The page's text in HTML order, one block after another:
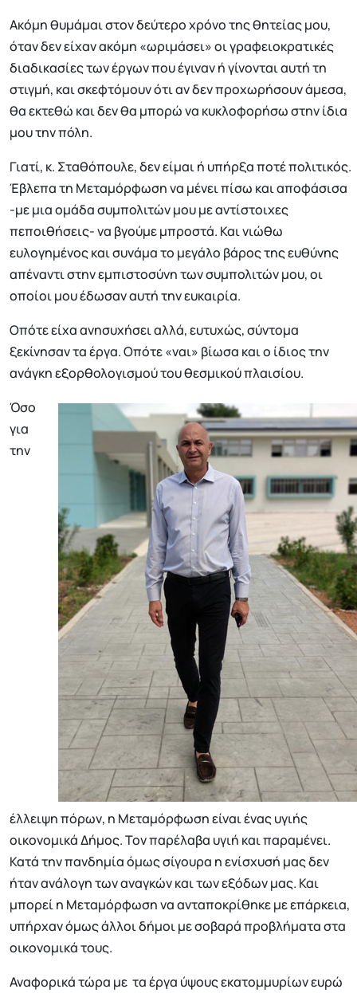
Ακόμη θυμάμαι στον δεύτερο χρόνο της θητείας μου,
όταν δεν είχαν ακόμη «ωριμάσει» οι γραφειοκρατικές
διαδικασίες των έργων που έγιναν ή γίνονται αυτή τη
στιγμή, και σκεφτόμουν ότι αν δεν προχωρήσουν άμεσα,
θα εκτεθώ και δεν θα μπορώ να κυκλοφορήσω στην ίδια
μου την πόλη.
Γιατί, κ. Σταθόπουλε, δεν είμαι ή υπήρξα ποτέ πολιτικός.
Έβλεπα τη Μεταμόρφωση να μένει πίσω και αποφάσισα
-με μια ομάδα συμπολιτών μου με αντίστοιχες
πεποιθήσεις- να βγούμε μπροστά. Και νιώθω
ευλογημένος και συνάμα το μεγάλο βάρος της ευθύνης
απέναντι στην εμπιστοσύνη των συμπολιτών μου, οι
οποίοι μου έδωσαν αυτή την ευκαιρία.
Οπότε είχα ανησυχήσει αλλά, ευτυχώς, σύντομα
ξεκίνησαν τα έργα. Οπότε «ναι» βίωσα και ο ίδιος την
ανάγκη εξορθολογισμού του θεσμικού πλαισίου.
Όσο
για
την
έλλειψη πόρων, η Μεταμόρφωση είναι ένας υγιής
οικονομικά Δήμος. Τον παρέλαβα υγιή και παραμένει.
Κατά την πανδημία όμως σίγουρα η ενίσχυσή μας δεν
ήταν ανάλογη των αναγκών και των εξόδων μας. Και
μπορεί η Μεταμόρφωση να ανταποκρίθηκε με επάρκεια,
υπήρχαν όμως άλλοι δήμοι με σοβαρά προβλήματα στα
οικονομικά τους.
Αναφορικά τώρα με τα έργα ύψους εκατομμυρίων ευρώ